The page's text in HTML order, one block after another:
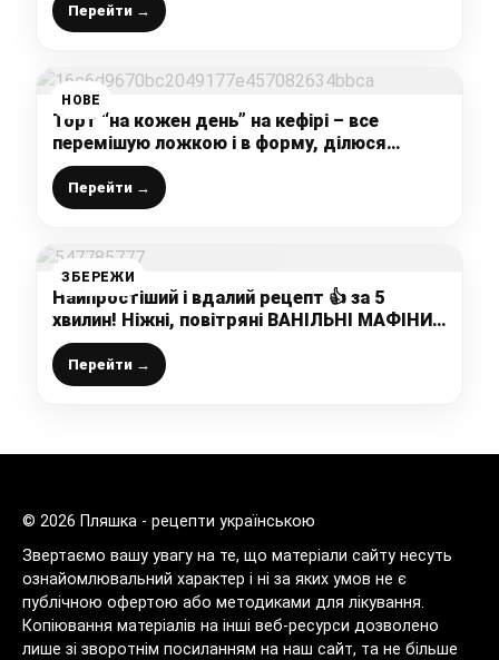
Перейти →
НОВЕ
Торт “на кожен день” на кефірі – все
перемішую ложкою і в форму, ділюся
простеньким рецептом ніжного і смачного
домашнього десерту
Перейти →
ЗБЕРЕЖИ
Найпростіший і вдалий рецепт 👍 за 5
хвилин! Ніжні, повітряні ВАНІЛЬНІ МАФІНИ з
родзинками і горішками – це дуже смачно!
Перейти →
© 2026 Пляшка - рецепти українською
Звертаємо вашу увагу на те, що матеріали сайту несуть
ознайомлювальний характер і ні за яких умов не є
публічною офертою або методиками для лікування.
Копіювання матеріалів на інші веб-ресурси дозволено
лише зі зворотнім посиланням на наш сайт, та не більше